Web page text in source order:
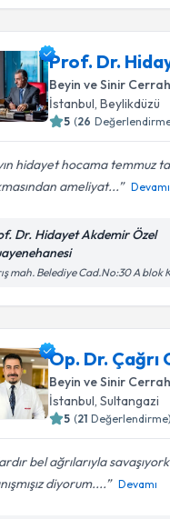
Prof. Dr.
Beyin ve Sinir
İstanbul , Beylikdüzü
5 (26
hidayet hocama temmuz
ameliyat...
Devamı
Dr. Hidayet Akdemir Özel
mah. Belediye Cad.No:30 A blok
Op. Dr. Çağrı
Beyin ve Sinir
İstanbul , Sultangazi
5 (21 Değerlendirme)
bel ağrılarıyla
diyorum....
Devamı